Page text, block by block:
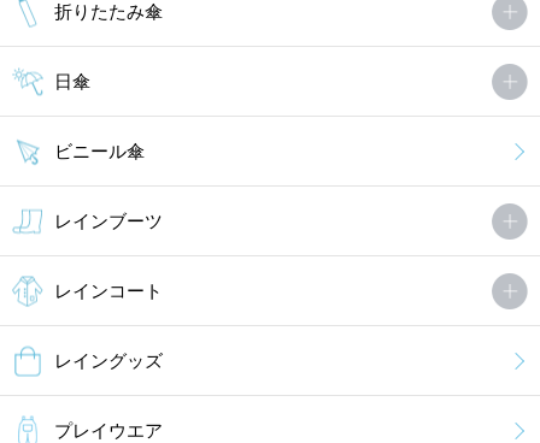
折りたたみ傘
日傘
ビニール傘
レインブーツ
レインコート
レイングッズ
プレイウエア